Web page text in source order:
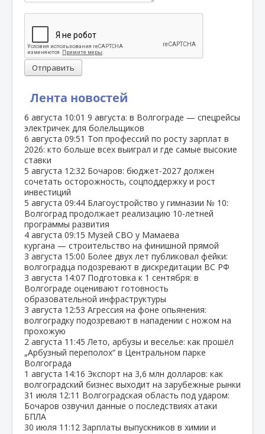
Лента новостей
6 августа 10:01 9 августа: в Волгограде — спецрейсы
электричек для болельщиков
6 августа 09:51 Топ профессий по росту зарплат в
2026: кто больше всех выиграл и где самые высокие
ставки
5 августа 12:32 Бочаров: бюджет‑2027 должен
сочетать осторожность, соцподдержку и рост
инвестиций
5 августа 09:44 Благоустройство у гимназии № 10:
Волгоград продолжает реализацию 10‑летней
программы развития
4 августа 09:15 Музей СВО у Мамаева
кургана — строительство на финишной прямой
3 августа 15:00 Более двух лет публиковал фейки:
волгоградца подозревают в дискредитации ВС РФ
3 августа 14:07 Подготовка к 1 сентября: в
Волгограде оценивают готовность
образовательной инфраструктуры
3 августа 12:53 Агрессия на фоне опьянения:
волгоградку подозревают в нападении с ножом на
прохожую
2 августа 11:45 Лето, арбузы и веселье: как прошёл
„Арбузный переполох“ в Центральном парке
Волгограда
1 августа 14:16 Экспорт на 3,6 млн долларов: как
волгоградский бизнес выходит на зарубежные рынки
31 июля 12:11 Волгоградская область под ударом:
Бочаров озвучил данные о последствиях атаки
БПЛА
30 июля 11:12 Зарплаты выпускников в химии и
Отправить